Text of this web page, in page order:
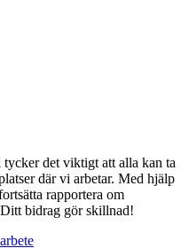
det viktigt att alla kan ta
där vi arbetar. Med hjälp
rapportera om
bidrag gör skillnad!